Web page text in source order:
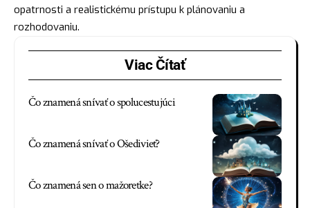
opatrnosti a realistickému prístupu k plánovaniu a
rozhodovaniu.
Viac Čítať
Čo znamená snívať o spolucestujúci
Čo znamená snívať o Ošedivieť?
Čo znamená sen o mažoretke?